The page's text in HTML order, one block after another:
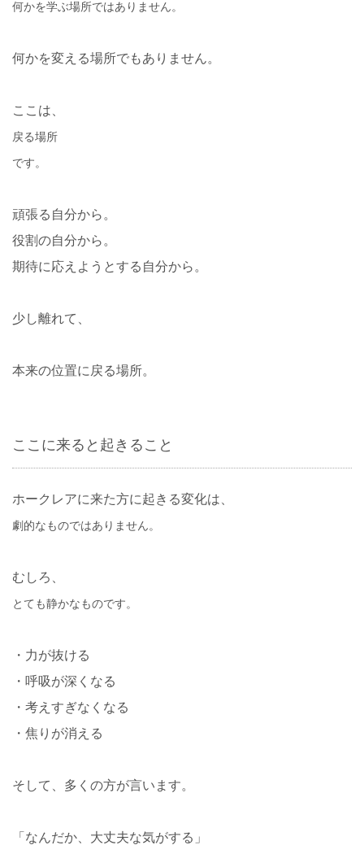
何かを学ぶ場所ではありません。
何かを変える場所でもありません。
ここは、
戻る場所
です。
頑張る自分から。
役割の自分から。
期待に応えようとする自分から。
少し離れて、
本来の位置に戻る場所。
ここに来ると起きること
ホークレアに来た方に起きる変化は、
劇的なものではありません。
むしろ、
とても静かなものです。
・力が抜ける
・呼吸が深くなる
・考えすぎなくなる
・焦りが消える
そして、多くの方が言います。
「なんだか、大丈夫な気がする」